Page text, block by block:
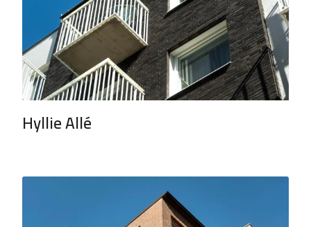
Hyllie Allé